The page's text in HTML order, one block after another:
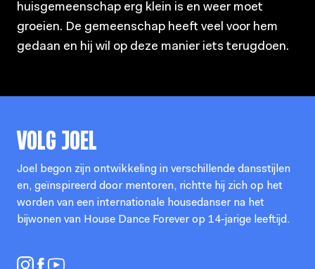
huisgemeenschap erg klein is en weer moet
groeien. De gemeenschap heeft veel voor hem
gedaan en hij wil op deze manier iets terugdoen.
VOLGJOEL
Joel begon zijn ontwikkeling in verschillende dansstijlen
en, geïnspireerd door mentoren, richtte hij zich op het
worden van een internationale housedanser na het
bijwonen van House Dance Forever op 14-jarige leeftijd.